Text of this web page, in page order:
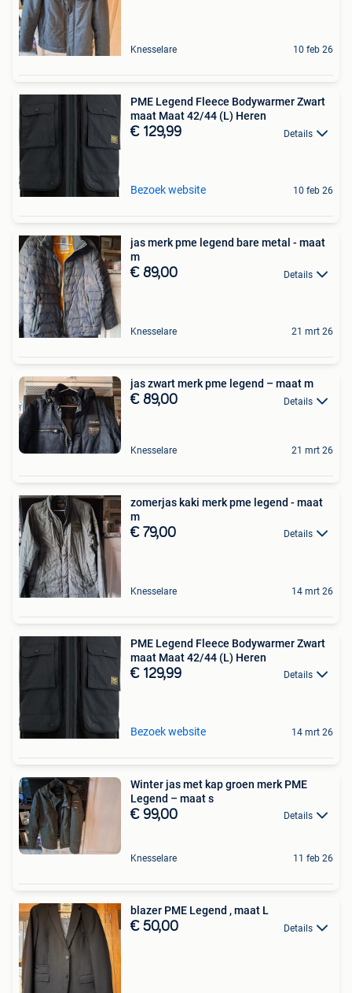
Knesselare 10 feb 26
PME Legend Fleece Bodywarmer Zwart
maat Maat 42/44 (L) Heren
€ 129,99 Details
Bezoek website 10 feb 26
jas merk pme legend bare metal - maat
m
€ 89,00 Details
Knesselare 21 mrt 26
jas zwart merk pme legend – maat m
€ 89,00 Details
Knesselare 21 mrt 26
zomerjas kaki merk pme legend - maat
m
€ 79,00 Details
Knesselare 14 mrt 26
PME Legend Fleece Bodywarmer Zwart
maat Maat 42/44 (L) Heren
€ 129,99 Details
Bezoek website 14 mrt 26
Winter jas met kap groen merk PME
Legend – maat s
€ 99,00 Details
Knesselare 11 feb 26
blazer PME Legend , maat L
€ 50,00 Details